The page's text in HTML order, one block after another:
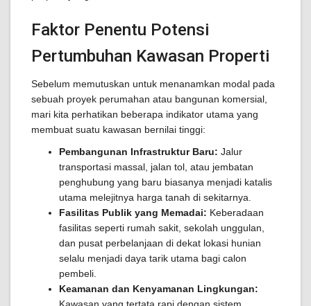
Faktor Penentu Potensi
Pertumbuhan Kawasan Properti
Sebelum memutuskan untuk menanamkan modal pada
sebuah proyek perumahan atau bangunan komersial,
mari kita perhatikan beberapa indikator utama yang
membuat suatu kawasan bernilai tinggi:
Pembangunan Infrastruktur Baru: Jalur
transportasi massal, jalan tol, atau jembatan
penghubung yang baru biasanya menjadi katalis
utama melejitnya harga tanah di sekitarnya.
Fasilitas Publik yang Memadai: Keberadaan
fasilitas seperti rumah sakit, sekolah unggulan,
dan pusat perbelanjaan di dekat lokasi hunian
selalu menjadi daya tarik utama bagi calon
pembeli.
Keamanan dan Kenyamanan Lingkungan: